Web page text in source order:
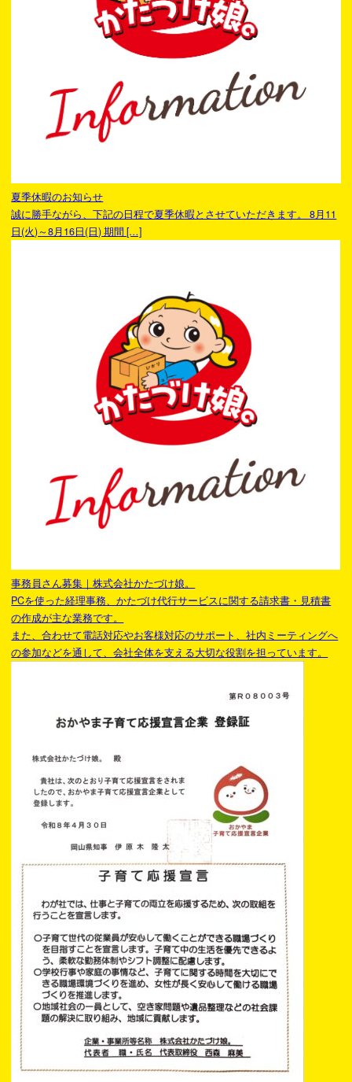
夏季休暇のお知らせ
誠に勝手ながら、下記の日程で夏季休暇とさせていただきます。 8月11
日(火)～8月16日(日) 期間 […]
事務員さん募集｜株式会社かたづけ娘。
PCを使った経理事務、かたづけ代行サービスに関する請求書・見積書
の作成が主な業務です。
また、合わせて電話対応やお客様対応のサポート、社内ミーティングへ
の参加などを通して、会社全体を支える大切な役割を担っています。